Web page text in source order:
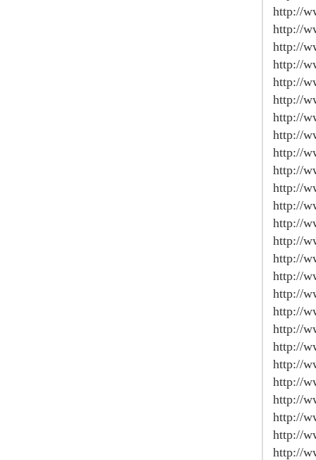
http://
http://
http://
http://
http://
http://
http://
http://
http://
http://
http://
http://
http://
http://
http://
http://
http://
http://
http://
http://
http://
http://
http://
http://
http://
http://